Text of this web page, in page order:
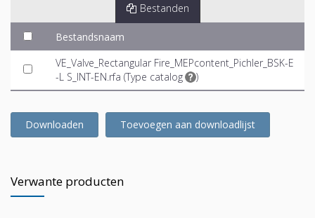
Bestanden
Bestandsnaam
VE_Valve_Rectangular Fire_MEPcontent_Pichler_BSK-E
-L S_INT-EN.rfa (Type catalog )
Downloaden Toevoegen aan downloadlijst
Verwante producten